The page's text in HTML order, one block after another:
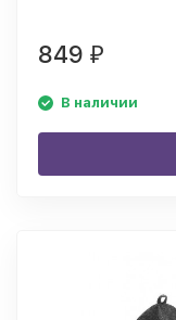
849 ₽
В наличии